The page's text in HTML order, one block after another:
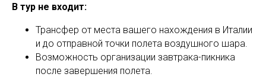
В тур не входит:
Трансфер от места вашего нахождения в Италии
и до отправной точки полета воздушного шара.
Возможность организации завтрака-пикника
после завершения полета.